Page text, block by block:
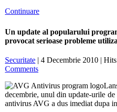
Continuare
Un update al popularului
provocat serioase probleme
Securitate | 4 Decembrie 2010 |
Comments
decembrie, unul din update-urile de
antivirus AVG a dus imediat dupa